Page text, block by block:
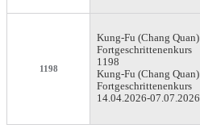
1198
Kung-Fu (Chang Quan)
Fortgeschrittenenkurs
1198
Kung-Fu (Chang Quan)
Fortgeschrittenenkurs
14.04.2026-07.07.2026